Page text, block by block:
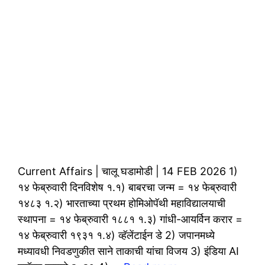
Current Affairs | चालू घडामोडी | 14 FEB 2026 1)
१४ फेब्रुवारी दिनविशेष १.१) बाबरचा जन्म = १४ फेब्रुवारी
१४८३ १.२) भारताच्या प्रथम होमिओपॅथी महाविद्यालयाची
स्थापना = १४ फेब्रुवारी १८८१ १.३) गांधी-आयर्विन करार =
१४ फेब्रुवारी १९३१ १.४) व्हॅलेंटाईन डे 2) जपानमध्ये
मध्यावधी निवडणुकीत साने ताकाची यांचा विजय 3) इंडिया AI